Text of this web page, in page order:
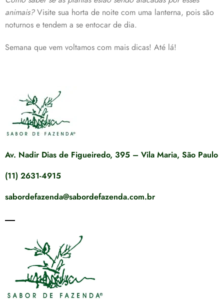
animais?Visite sua horta de noite com uma lanterna, pois são
noturnos e tendem a se entocar de dia.
Semana que vem voltamos com mais dicas! Até lá!
Av. Nadir Dias de Figueiredo, 395 – Vila Maria, São Paulo
(11) 2631-4915
sabordefazenda@sabordefazenda.com.br